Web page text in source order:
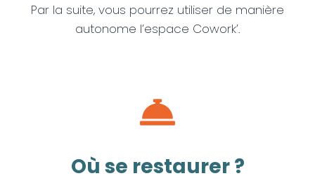
Par la suite, vous pourrez utiliser de manière
autonome l’espace Cowork’.
Où se restaurer ?